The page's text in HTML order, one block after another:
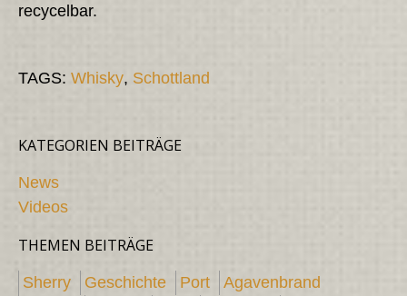
recycelbar.
TAGS: Whisky, Schottland
KATEGORIEN BEITRÄGE
News
Videos
THEMEN BEITRÄGE
Sherry Geschichte Port
Agavenbrand